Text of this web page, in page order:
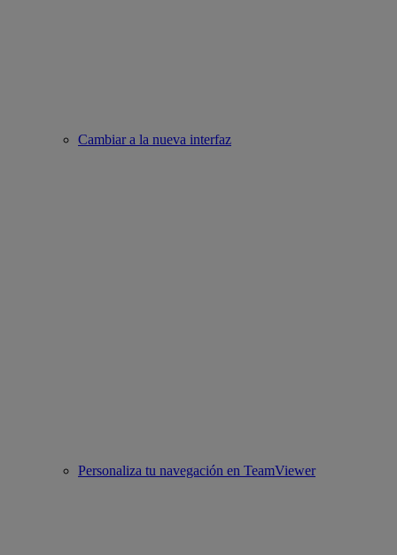
Cambiar a la nueva interfaz
Personaliza tu navegación en TeamViewer